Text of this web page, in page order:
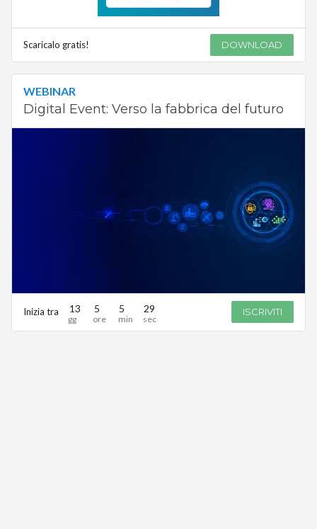
Scaricalo gratis! DOWNLOAD
WEBINAR
Digital Event: Verso la fabbrica del futuro
Inizia tra 13 5 5 29 ISCRIVITI